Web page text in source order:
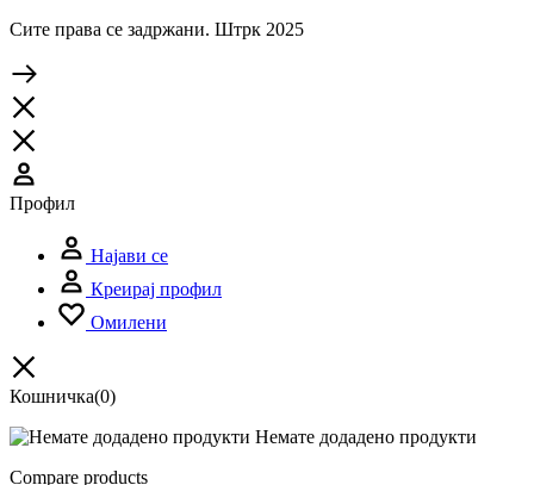
Сите права се задржани. Штрк 2025
Профил
Најави се
Креирај профил
Омилени
Кошничка(0)
Немате додадено продукти
Compare products